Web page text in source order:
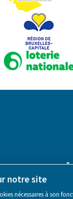
notre site
nécessaires à son